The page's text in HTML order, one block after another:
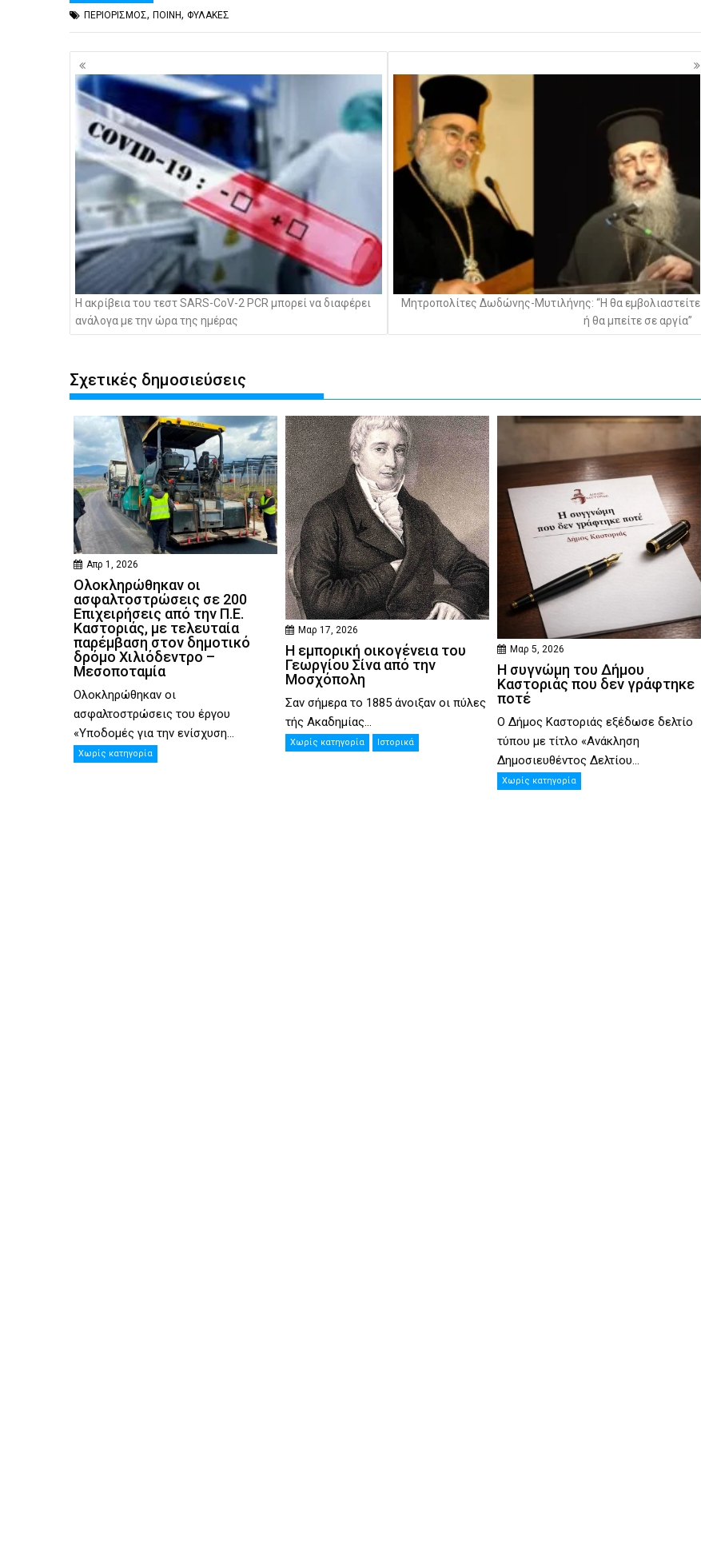
ΠΕΡΙΟΡΙΣΜΟΣ, ΠΟΙΝΗ, ΦΥΛΑΚΕΣ
Πλοήγηση
άρθρων
Η ακρίβεια του τεστ SARS-CoV-2 PCR μπορεί να διαφέρει
ανάλογα με την ώρα της ημέρας
Μητροπολίτες Δωδώνης-Μυτιλήνης: “Η θα εμβολιαστείτε
ή θα μπείτε σε αργία”
Σχετικές δημοσιεύσεις
Απρ 1, 2026
Ολοκληρώθηκαν οι
ασφαλτοστρώσεις σε 200
Επιχειρήσεις από την Π.Ε.
Καστοριάς, με τελευταία
παρέμβαση στον δημοτικό
δρόμο Χιλιόδεντρο –
Μεσοποταμία
Ολοκληρώθηκαν οι
ασφαλτοστρώσεις του έργου
«Υποδομές για την ενίσχυση...
Χωρίς κατηγορία
Μαρ 17, 2026
Η εμπορική οικογένεια του
Γεωργίου Σίνα από την
Μοσχόπολη
Σαν σήμερα το 1885 άνοιξαν οι πύλες
τής Ακαδημίας...
Χωρίς κατηγορία Ιστορικά
Μαρ 5, 2026
Η συγνώμη του Δήμου
Καστοριάς που δεν γράφτηκε
ποτέ
Ο Δήμος Καστοριάς εξέδωσε δελτίο
τύπου με τίτλο «Ανάκληση
Δημοσιευθέντος Δελτίου...
Χωρίς κατηγορία